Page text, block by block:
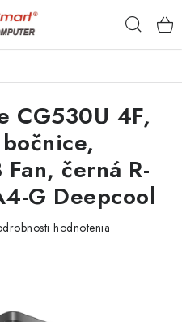
CG530U 4F,
černá R-
G Deepcool
hodnotenia